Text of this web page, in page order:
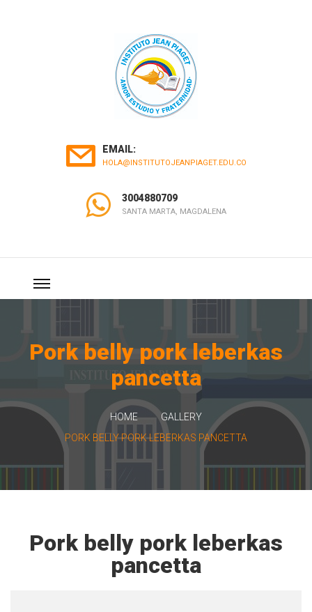
EMAIL:
HOLA@INSTITUTOJEANPIAGET.EDU.CO
3004880709
SANTA MARTA, MAGDALENA
Pork belly pork leberkas
pancetta
HOME
GALLERY
PORK BELLY PORK LEBERKAS PANCETTA
Pork belly pork leberkas
pancetta